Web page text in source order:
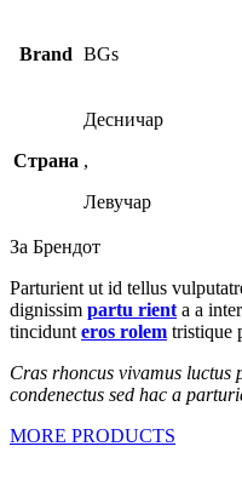
Brand BGs
Страна
Десничар
,
Левучар
За Брендот
Parturient ut id tellus
dignissim partu rient a a
tincidunt eros rolem tristique
Cras rhoncus vivamus luctus
condenectus sed hac a
MORE PRODUCTS